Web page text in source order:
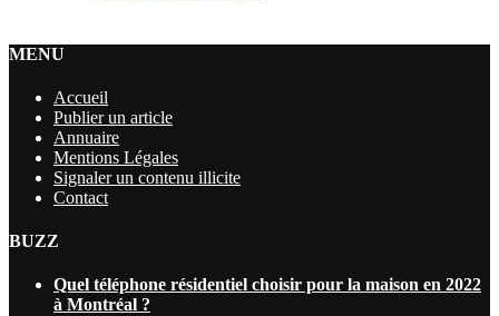
MENU
Accueil
Publier un article
Annuaire
Mentions Légales
Signaler un contenu illicite
Contact
BUZZ
Quel téléphone résidentiel choisir pour la maison en 2022
à Montréal ?